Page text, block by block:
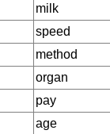
milk
speed
method
organ
pay
age